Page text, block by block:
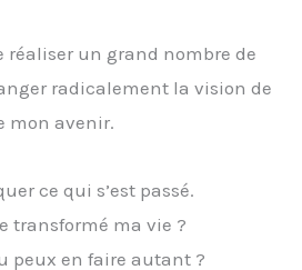
réaliser un grand nombre de
radicalement la vision de
mon avenir.
ce qui s’est passé.
transformé ma vie ?
peux en faire autant ?